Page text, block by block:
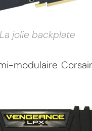
La jolie backplate
modulaire